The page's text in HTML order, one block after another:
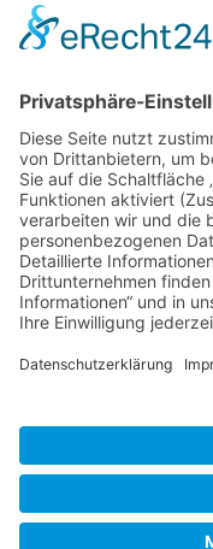
Über uns
Mein Konto